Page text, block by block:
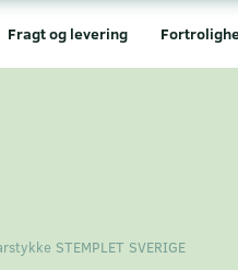
Fragt og levering
STEMPLET SVERIGE